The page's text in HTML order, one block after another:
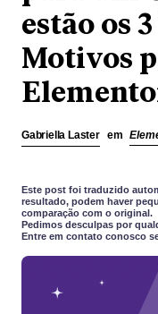
estão os
Motivos
Gabriella Laster em
Este post foi traduzido
resultado, podem haver
comparação com o original.
Pedimos desculpas por
Entre em contato conosco